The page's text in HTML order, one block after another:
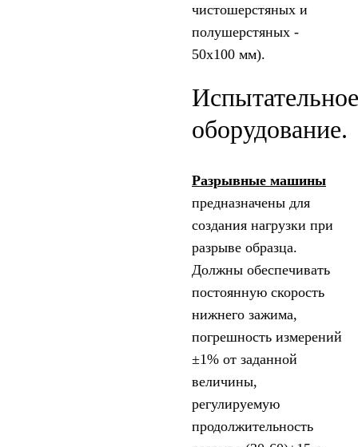
чистошерстяных и
полушерстяных -
50х100 мм).
Испытательное
оборудование.
Разрывные машины
предназначены для
создания нагрузки при
разрыве образца.
Должны обеспечивать
постоянную скорость
нижнего зажима,
погрешность измерений
±1% от заданной
величины,
регулируемую
продолжительность